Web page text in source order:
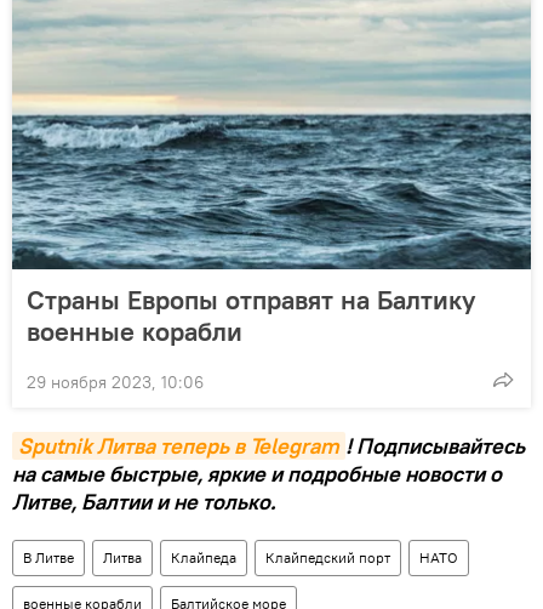
Страны Европы отправят на Балтику
военные корабли
29 ноября 2023, 10:06
Sputnik Литва теперь в Telegram ! Подписывайтесь
на самые быстрые, яркие и подробные новости о
Литве, Балтии и не только.
В Литве Литва Клайпеда Клайпедский порт НАТО
военные корабли Балтийское море